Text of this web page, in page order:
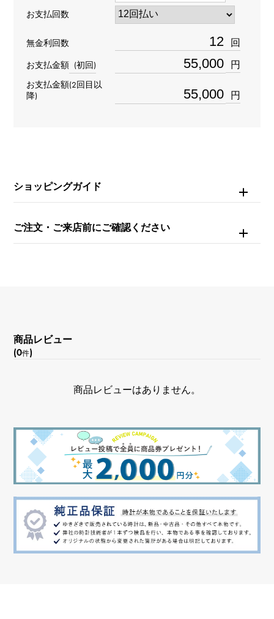
男女兼用
種類
数字 × リング
数字＞数字 × リング
お支払回数
無金利回数 回
お支払金額 (初回) 円
お支払金額(2回目以
降)
円
ショッピングガイド
ご注文・ご来店前にご確認ください
商品レビュー
(0件)
商品レビューはありません。